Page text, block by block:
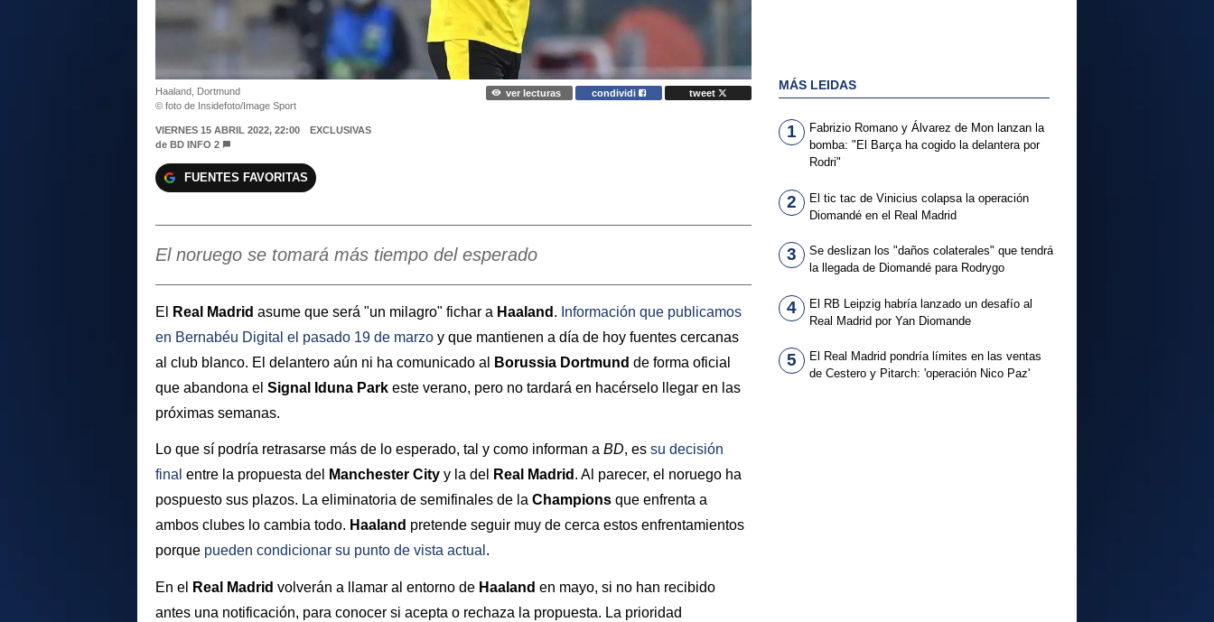
Haaland, Dortmund
© foto de Insidefoto/Image Sport
ver lecturas condividi tweet
VIERNES 15 ABRIL 2022, 22:00
EXCLUSIVAS
de BD INFO 2
FUENTES FAVORITAS
El noruego se tomará más tiempo del esperado
El Real Madrid asume que será "un milagro" fichar a Haaland . Información que publicamos
en Bernabéu Digital el pasado 19 de marzo y que mantienen a día de hoy fuentes cercanas
al club blanco. El delantero aún ni ha comunicado al
Borussia Dortmund de forma oficial
que abandona el Signal Iduna Park este verano, pero no tardará en hacérselo llegar en las
próximas semanas.
Lo que sí podría retrasarse más de lo esperado, tal y como informan a BD, es su decisión
final entre la propuesta del Manchester City y la del Real Madrid . Al parecer, el noruego ha
pospuesto sus plazos. La eliminatoria de semifinales de la Champions que enfrenta a
ambos clubes lo cambia todo. Haaland pretende seguir muy de cerca estos enfrentamientos
porque pueden condicionar su punto de vista actual .
En el Real Madrid volverán a llamar al entorno de Haaland en mayo, si no han recibido
antes una notificación, para conocer si acepta o rechaza la propuesta. La prioridad
MÁS LEIDAS
1
Fabrizio Romano y Álvarez de Mon lanzan la
bomba: "El Barça ha cogido la delantera por
Rodri"
2
El tic tac de Vinicius colapsa la operación
Diomandé en el Real Madrid
3
Se deslizan los "daños colaterales" que tendrá
la llegada de Diomandé para Rodrygo
4
El RB Leipzig habría lanzado un desafío al
Real Madrid por Yan Diomande
5
El Real Madrid pondría límites en las ventas
de Cestero y Pitarch: 'operación Nico Paz'